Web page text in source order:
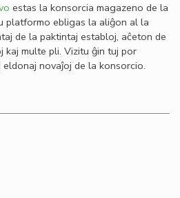
estas la konsorcia magazeno de la
platformo ebligas la aliĝon al la
de la paktintaj establoj, aĉeton de
kaj multe pli. Vizitu ĝin tuj por
novaĵoj de la konsorcio.